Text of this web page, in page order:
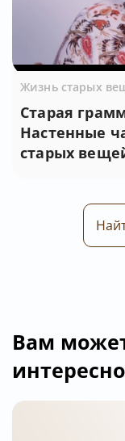
Жизнь старых
Старая
Настенные
старых
Вам
интересно